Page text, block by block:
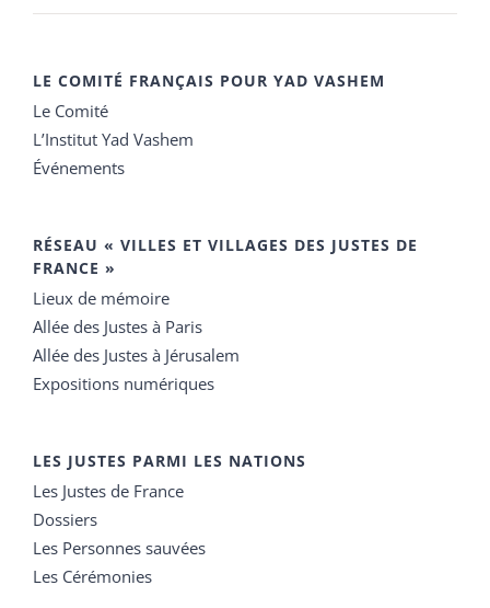
LE COMITÉ FRANÇAIS POUR YAD VASHEM
Le Comité
L’Institut Yad Vashem
Événements
RÉSEAU « VILLES ET VILLAGES DES JUSTES DE
FRANCE »
Lieux de mémoire
Allée des Justes à Paris
Allée des Justes à Jérusalem
Expositions numériques
LES JUSTES PARMI LES NATIONS
Les Justes de France
Dossiers
Les Personnes sauvées
Les Cérémonies